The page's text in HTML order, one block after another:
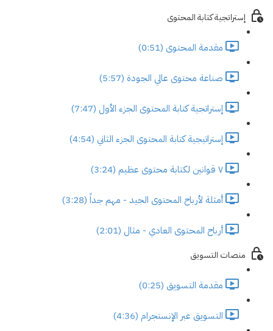
إستراتجية كتابة المحتوى
مقدمة المحتوى (0:51)
صناعة محتوى عالي الجودة (5:57)
إستراتجية كتابة المحتوى الجزء الأول (7:47)
إستراتيجية كتابة المحتوى الجزء الثاني (4:54)
٧ قوانين لكتابة محتوى عظيم (3:24)
أمثلة لأرباح المحتوى الجيد - مهم جداً (3:28)
أرباح المحتوى العادي - مثال (2:01)
منصات التسويق
مقدمة التسويق (0:25)
التسويق عبر الإنستجرام (4:36)